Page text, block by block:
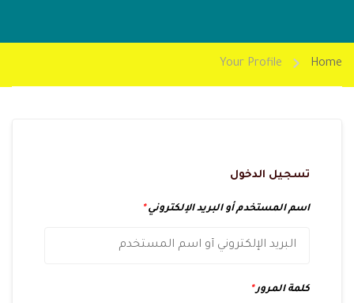
Home
Your Profile
تسجيل الدخول
اسم المستخدم أو البريد الإلكتروني*
كلمة المرور*